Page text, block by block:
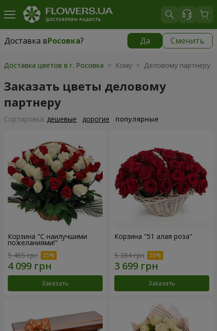
Доставка вРосовка? Да Сменить
Доставка вРосовка|
Доставка цветов в г. Росовка > Кому > Деловому партнеру
Заказать цветы деловому
партнеру
Cортировка: дешевые дорогие популярные
Корзина "С наилучшими
пожеланиями!"
5 465 грн
Заказать
Корзина "51 алая роза"
5 284 грн
Заказать